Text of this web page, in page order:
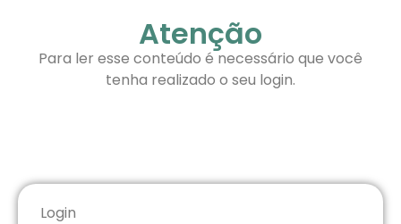
Atenção
Para ler esse conteúdo é necessário que você
tenha realizado o seu login.
Login